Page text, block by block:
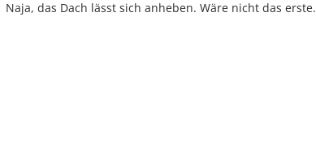
Naja, das Dach lässt sich anheben. Wäre nicht das erste.